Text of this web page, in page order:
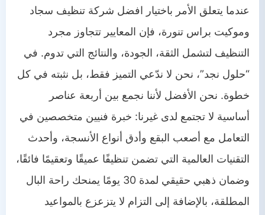
عندما يتعلق الأمر باختيار افضل شركة تنظيف سجاد
وموكيت براس تنورة، فإن المعايير تتجاوز مجرد
التنظيف لتشمل الثقة، الجودة، والنتائج التي تدوم. في
“حلول نجد”، نحن لا ندّعي التميز فقط، بل نثبته في كل
خطوة. نحن الأفضل لأننا نجمع بين أربعة عناصر
أساسية لا تجتمع لدى غيرنا: خبرة فنيين متخصصين في
التعامل مع أصعب البقع وأدق أنواع الأنسجة، وأحدث
التقنيات العالمية التي تضمن تنظيفًا عميقًا وتعقيمًا فائقًا،
وضمان ذهبي حقيقي لمدة 30 يومًا يمنحك راحة البال
المطلقة، بالإضافة إلى التزام لا يتزعزع بالمواعيد